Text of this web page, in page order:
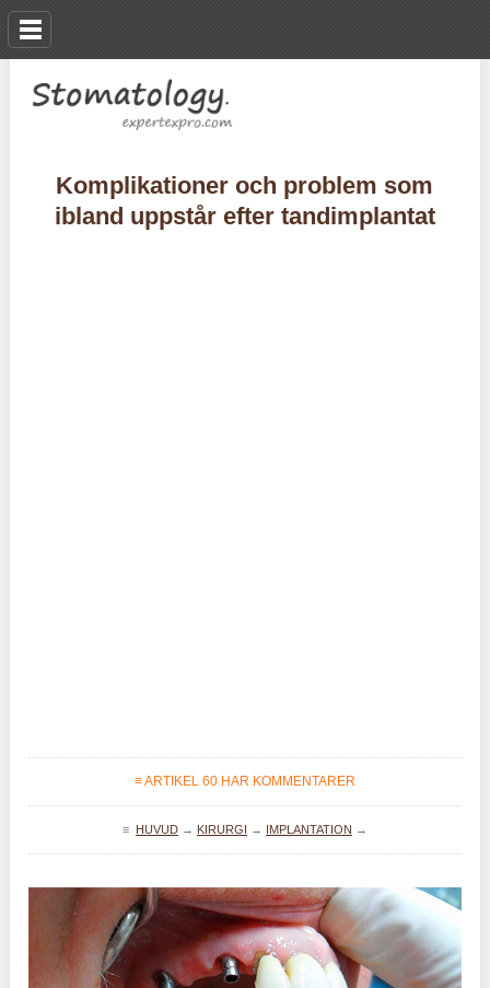
Komplikationer och problem som
ibland uppstår efter tandimplantat
≡ ARTIKEL 60 HAR KOMMENTARER
≡ HUVUD→ KIRURGI → IMPLANTATION →